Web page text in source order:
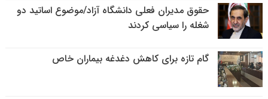
حقوق مدیران فعلی دانشگاه آزاد/موضوع اساتید دو
شغله را سیاسی کردند
گام تازه برای کاهش دغدغه بیماران خاص